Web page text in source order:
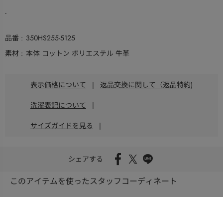
-
品番
350HS255-5125
素材
本体 コットン ポリエステル 牛革
表示価格について | 返品交換に関して（返品特約)
洗濯表記について |
サイズガイドを見る |
シェアする
このアイテムを使ったスタッフコーディネート